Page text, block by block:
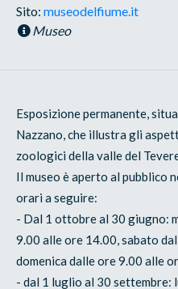
Sito:museodelfiume.it
Museo
Esposizione permanente,
Nazzano, che illustra gli
zoologici della valle del
Il museo è aperto al pubblico
orari a seguire:
- Dal 1 ottobre al 30 giugno:
9.00 alle ore 14.00, sabato
domenica dalle ore 9.00 alle
- dal 1 luglio al 30 settembre: